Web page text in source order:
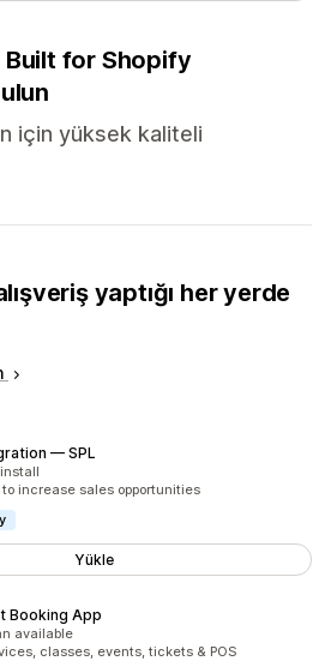
for Shopify
için yüksek kaliteli
yaptığı her yerde
— SPL
to increase sales opportunities
Yükle
Booking App
available
classes, events, tickets & POS